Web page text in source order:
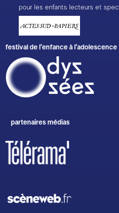
pour les enfants lecteurs et
festival de l’enfance à l’adolescence
partenaires médias